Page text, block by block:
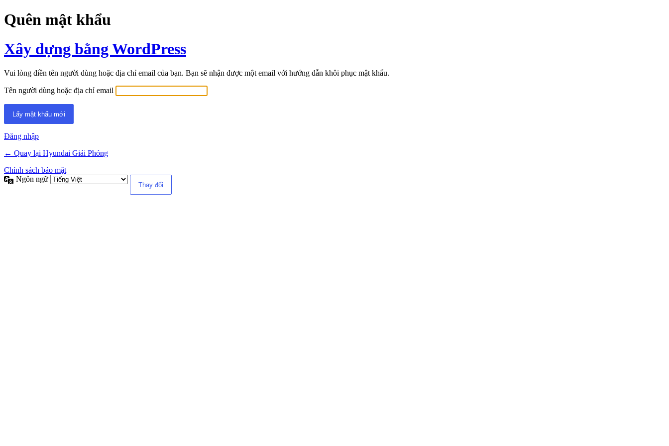
Quên mật khẩu
Xây dựng bằng WordPress
Vui lòng điền tên người dùng hoặc địa chỉ email của bạn. Bạn sẽ nhận được một email với hướng dẫn khôi phục mật khẩu.
Tên người dùng hoặc địa chỉ email
Đăng nhập
← Quay lại Hyundai Giải Phóng
Chính sách bảo mật
Ngôn ngữ